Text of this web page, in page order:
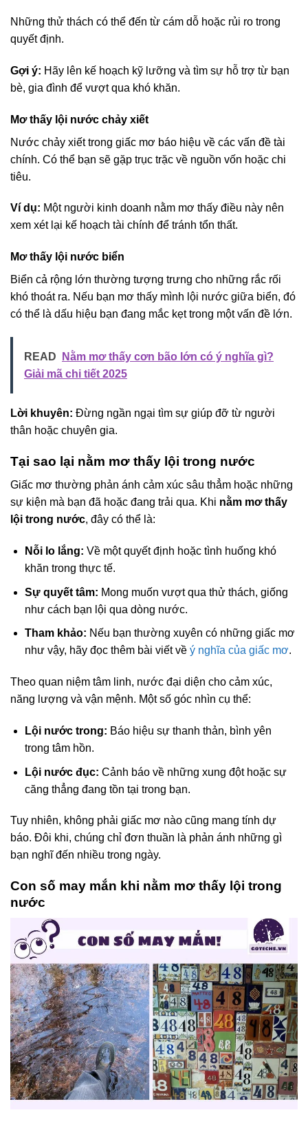
Những thử thách có thể đến từ cám dỗ hoặc rủi ro trong
quyết định.
Gợi ý: Hãy lên kế hoạch kỹ lưỡng và tìm sự hỗ trợ từ bạn
bè, gia đình để vượt qua khó khăn.
Mơ thấy lội nước chảy xiết
Nước chảy xiết trong giấc mơ báo hiệu về các vấn đề tài
chính. Có thể bạn sẽ gặp trục trặc về nguồn vốn hoặc chi
tiêu.
Ví dụ: Một người kinh doanh nằm mơ thấy điều này nên
xem xét lại kế hoạch tài chính để tránh tổn thất.
Mơ thấy lội nước biển
Biển cả rộng lớn thường tượng trưng cho những rắc rối
khó thoát ra. Nếu bạn mơ thấy mình lội nước giữa biển, đó
có thể là dấu hiệu bạn đang mắc kẹt trong một vấn đề lớn.
READ
Nằm mơ thấy cơn bão lớn có ý nghĩa gì?
Giải mã chi tiết 2025
Lời khuyên: Đừng ngần ngại tìm sự giúp đỡ từ người
thân hoặc chuyên gia.
Tại sao lại nằm mơ thấy lội trong nước
Giấc mơ thường phản ánh cảm xúc sâu thẳm hoặc những
sự kiện mà bạn đã hoặc đang trải qua. Khi nằm mơ thấy
lội trong nước, đây có thể là:
Nỗi lo lắng: Về một quyết định hoặc tình huống khó
khăn trong thực tế.
Sự quyết tâm: Mong muốn vượt qua thử thách, giống
như cách bạn lội qua dòng nước.
Tham khảo: Nếu bạn thường xuyên có những giấc mơ
như vậy, hãy đọc thêm bài viết về ý nghĩa của giấc mơ.
Theo quan niệm tâm linh, nước đại diện cho cảm xúc,
năng lượng và vận mệnh. Một số góc nhìn cụ thể:
Lội nước trong: Báo hiệu sự thanh thản, bình yên
trong tâm hồn.
Lội nước đục: Cảnh báo về những xung đột hoặc sự
căng thẳng đang tồn tại trong bạn.
Tuy nhiên, không phải giấc mơ nào cũng mang tính dự
báo. Đôi khi, chúng chỉ đơn thuần là phản ánh những gì
bạn nghĩ đến nhiều trong ngày.
Con số may mắn khi nằm mơ thấy lội trong
nước